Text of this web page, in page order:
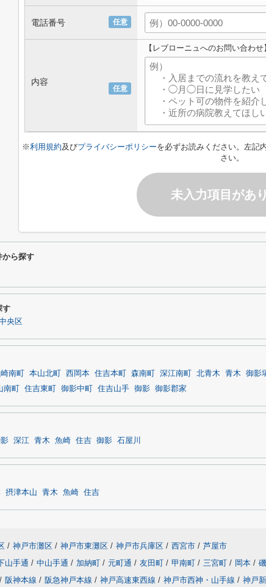
任意
電話番号
任意
内容
【レブローニュへのお問い合わせ
※利用規約及びプライバシーポリシーを必ずお読みください。左記
さい。
未入力項目があ
から探す
す
央区
南町 本山北町 西岡本 住吉本町 森南町 深江南町 北青木 青木 御影
南町 住吉東町 御影中町 住吉山手 御影 御影郡家
深江 青木 魚崎 住吉 御影 石屋川
摂津本山 青木 魚崎 住吉
/ 神戸市灘区 / 神戸市東灘区 / 神戸市兵庫区 / 西宮市 / 芦屋市
山手通 / 中山手通 / 加納町 / 元町通 / 友田町 / 甲南町 / 三宮町 / 岡本 /
/ 阪神本線 / 阪急神戸本線 / 神戸高速東西線 / 神戸市西神・山手線 / 神戸